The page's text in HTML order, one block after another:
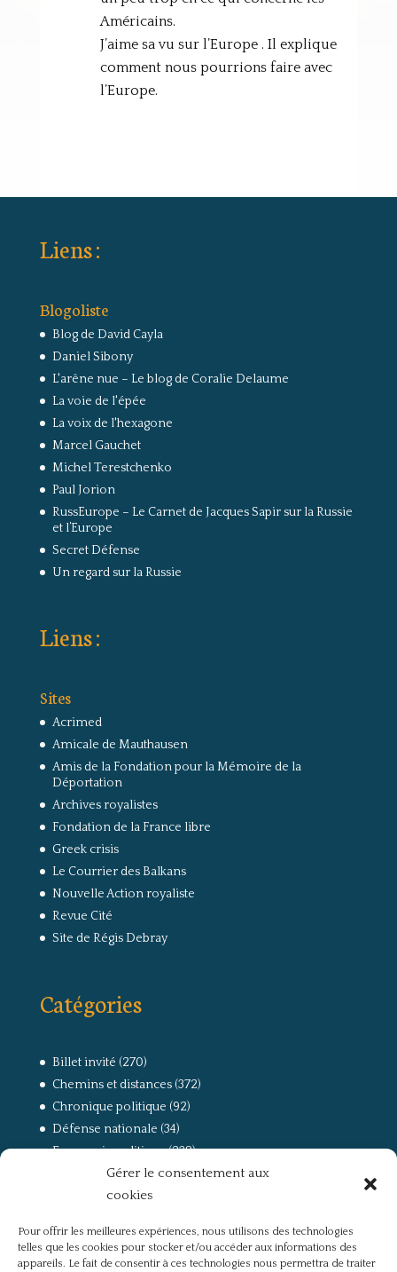
Gérer le consentement aux
cookies
Pour offrir les meilleures expériences, nous utilisons des technologies
telles que les cookies pour stocker et/ou accéder aux informations des
appareils. Le fait de consentir à ces technologies nous permettra de traiter
Américains.
J’aime sa vu sur l’Europe . Il explique
comment nous pourrions faire avec
l’Europe.
Liens :
Blogoliste
Blog de David Cayla
Daniel Sibony
L'arêne nue – Le blog de Coralie Delaume
La voie de l'épée
La voix de l'hexagone
Marcel Gauchet
Michel Terestchenko
Paul Jorion
RussEurope – Le Carnet de Jacques Sapir sur la Russie
et l’Europe
Secret Défense
Un regard sur la Russie
Liens :
Sites
Acrimed
Amicale de Mauthausen
Amis de la Fondation pour la Mémoire de la
Déportation
Archives royalistes
Fondation de la France libre
Greek crisis
Le Courrier des Balkans
Nouvelle Action royaliste
Revue Cité
Site de Régis Debray
Catégories
Billet invité (270)
Chemins et distances(372)
Chronique politique (92)
Défense nationale (34)
Economie politique(238)
(168)
La guerre, la Résistance et la Déportation
Non classé(42)
Partis politiques, intelligentsia, médias(750)